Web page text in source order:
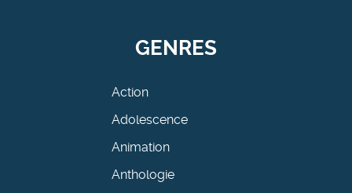
GENRES
Action
Adolescence
Animation
Anthologie